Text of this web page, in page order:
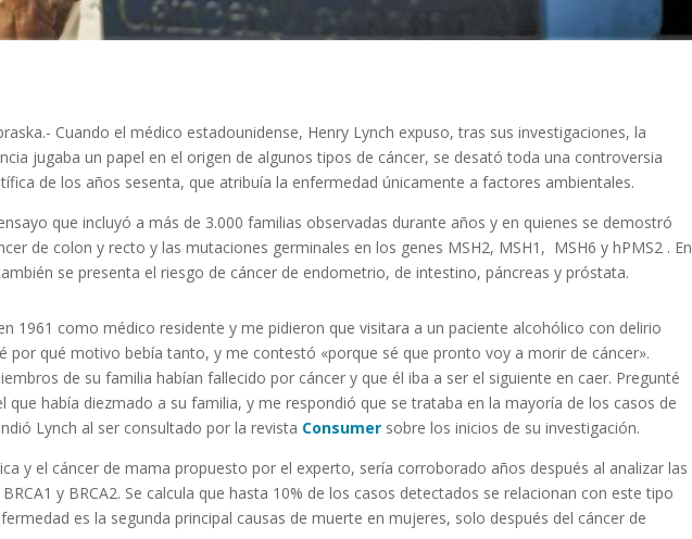
Cuando el médico estadounidense, Henry Lynch expuso, tras sus investigaciones, la
jugaba un papel en el origen de algunos tipos de cáncer, se desató toda una controversia
de los años sesenta, que atribuía la enfermedad únicamente a factores ambientales.
que incluyó a más de 3.000 familias observadas durante años y en quienes se demostró
de colon y recto y las mutaciones germinales en los genes MSH2, MSH1, MSH6 y hPMS2 . En
se presenta el riesgo de cáncer de endometrio, de intestino, páncreas y próstata.
1961 como médico residente y me pidieron que visitara a un paciente alcohólico con delirio
por qué motivo bebía tanto, y me contestó «porque sé que pronto voy a morir de cáncer».
de su familia habían fallecido por cáncer y que él iba a ser el siguiente en caer. Pregunté
que había diezmado a su familia, y me respondió que se trataba en la mayoría de los casos de
Lynch al ser consultado por la revista Consumer sobre los inicios de su investigación.
y el cáncer de mama propuesto por el experto, sería corroborado años después al analizar las
y BRCA2. Se calcula que hasta 10% de los casos detectados se relacionan con este tipo
es la segunda principal causas de muerte en mujeres, solo después del cáncer de